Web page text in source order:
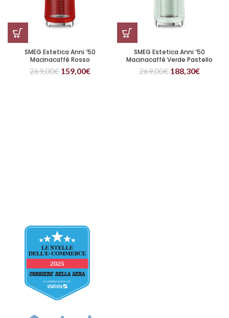
SMEG Estetica Anni ’50
Macinacaffè Rosso
269,00€ 159,00€
SMEG Estetica Anni ’50
Macinacaffè Verde Pastello
269,00€ 188,30€